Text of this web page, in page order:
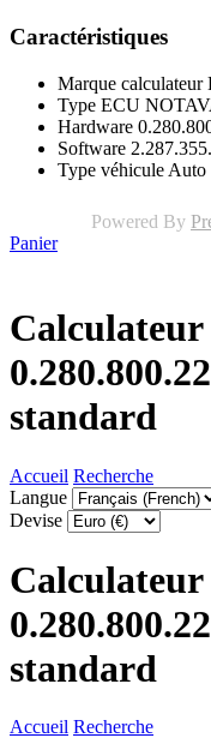
Caractéristiques
Marque calculateur
Type ECU
Hardware
Software
Type véhicule Auto
Powered By
Panier
standard
Accueil Recherche
Langue
Devise
standard
Accueil Recherche